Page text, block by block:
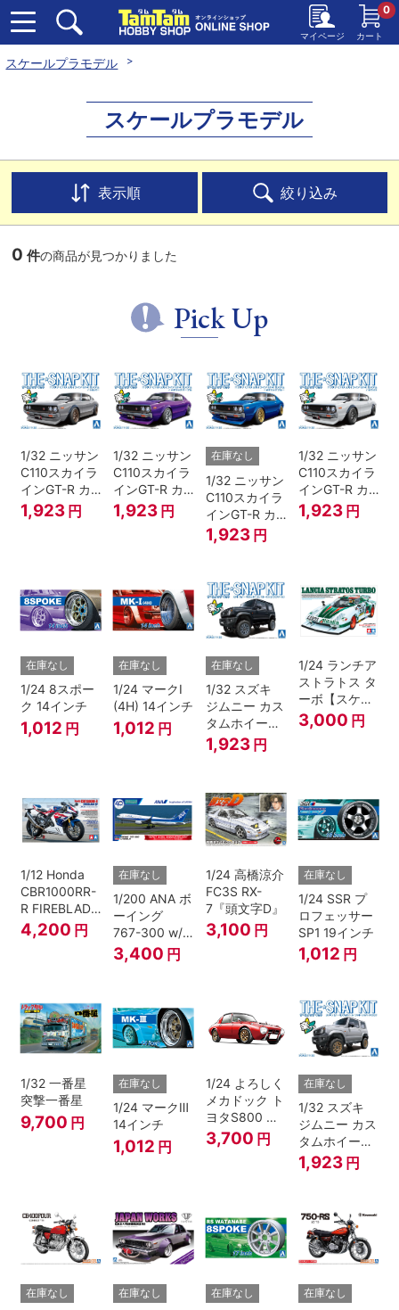
マイページ カート
0
スケールプラモデル
スケールプラモデル
表示順 絞り込み
0 件の商品が見つかりました
Pick Up
1/32 ニッサン
C110スカイラ
インGT-R カ
スタム(シルバ
ー)
1,923 円
1/32 ニッサン
C110スカイラ
インGT-R カ
スタム(メタリ
ックパープル)
1,923 円
在庫なし
1/32 ニッサン
C110スカイラ
インGT-R カ
スタム(メタリ
ックブルー)
1,923 円
1/32 ニッサン
C110スカイラ
インGT-R カ
スタム(ホワイ
ト)
1,923 円
在庫なし
1/24 8スポー
ク 14インチ
1,012 円
在庫なし
1/24 マークI
(4H) 14インチ
1,012 円
在庫なし
1/32 スズキ
ジムニー カス
タムホイール
(ブルーイッシ
ュブラックパ
1,923 円
1/24 ランチア
ストラトス タ
ーボ【スケー
ルモデル限
定】
3,000 円
1/12 Honda
CBR1000RR-
R FIREBLADE
SP 30th
Anniversary
4,200 円
在庫なし
1/200 ANA ボ
ーイング
767-300 w/
ウイングレッ
ト “B767就航
3,400 円
1/24 高橋涼介
FC3S RX-
7『頭文字D』
3,100 円
在庫なし
1/24 SSR プ
ロフェッサー
SP1 19インチ
1,012 円
1/32 一番星
突撃一番星
9,700 円
在庫なし
1/24 マークⅢ
14インチ
1,012 円
1/24 よろしく
メカドック ト
ヨタS800 女
暴小町仕様
40周年記念パ
3,700 円
在庫なし
1/32 スズキ
ジムニー カス
タムホイール
(シルキーシル
バーメタリッ
1,923 円
在庫なし 在庫なし 在庫なし 在庫なし